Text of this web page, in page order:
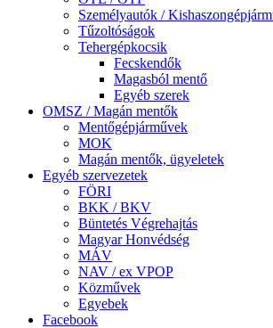
Személyautók /
Tűzoltóságok
Tehergépkocsik
Fecskendők
Magasból mentő
Egyéb szerek
OMSZ / Magán mentők
Mentőgépjárművek
MOK
Magán mentők, ügyeletek
Egyéb szervezetek
FÖRI
BKK / BKV
Büntetés Végrehajtás
Magyar Honvédség
MÁV
NAV / ex VPOP
Közművek
Egyebek
Facebook